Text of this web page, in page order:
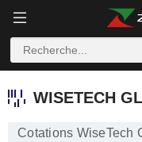
WISETECH
WISETECH
Cotations WiseTech